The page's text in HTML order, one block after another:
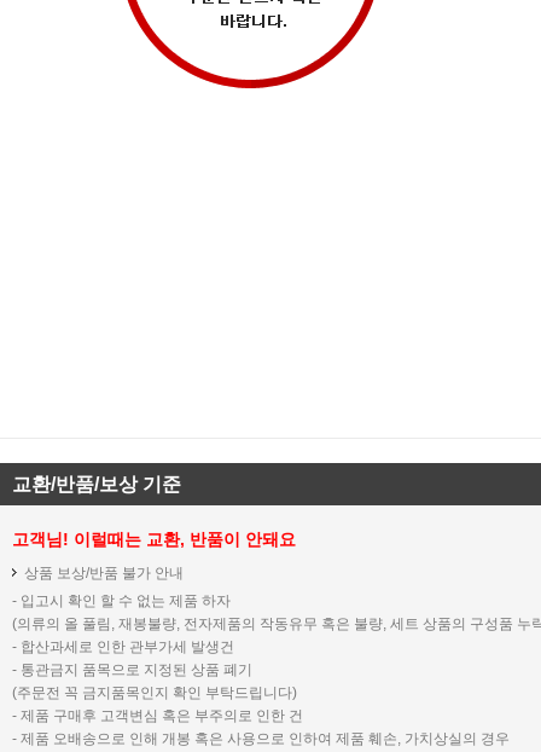
교환/반품/보상 기준
고객님! 이럴때는 교환, 반품이 안돼요
상품 보상/반품 불가 안내
- 입고시 확인 할 수 없는 제품 하자
(의류의 올 풀림, 재봉불량, 전자제품의 작동유무 혹은 불량, 세트 상품의 구성품 누
- 합산과세로 인한 관부가세 발생건
- 통관금지 품목으로 지정된 상품 폐기
(주문전 꼭 금지품목인지 확인 부탁드립니다)
- 제품 구매후 고객변심 혹은 부주의로 인한 건
- 제품 오배송으로 인해 개봉 혹은 사용으로 인하여 제품 훼손, 가치상실의 경우